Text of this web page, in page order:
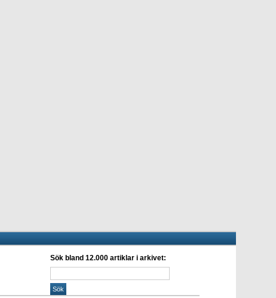
Sök bland 12.000 artiklar i arkivet: